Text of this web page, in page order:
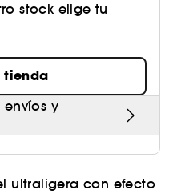
stock elige tu
tienda
y
ultraligera con efecto